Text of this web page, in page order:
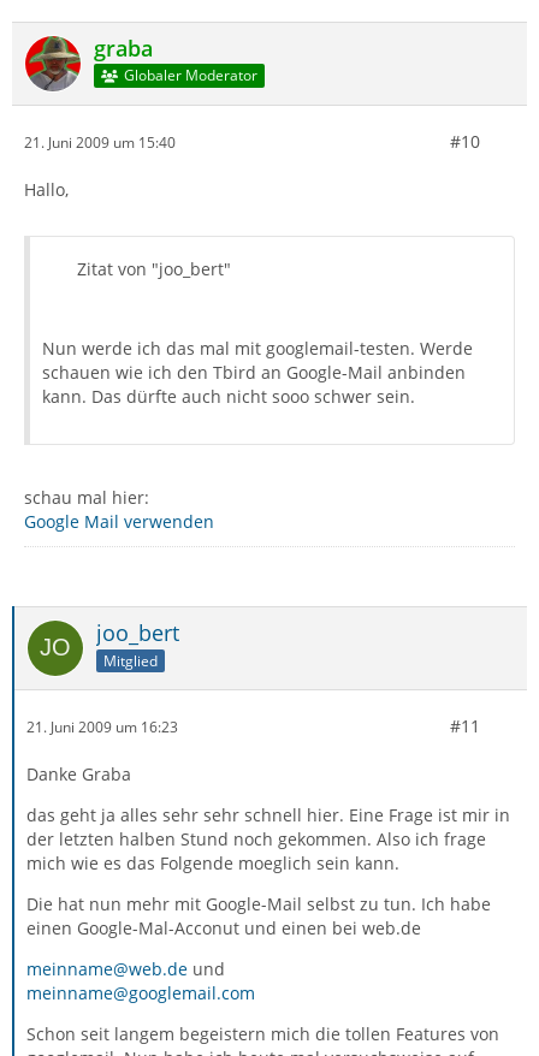
graba
Globaler Moderator
21. Juni 2009 um 15:40 #10
Hallo,
Zitat von "joo_bert"
Nun werde ich das mal mit googlemail-testen. Werde
schauen wie ich den Tbird an Google-Mail anbinden
kann. Das dürfte auch nicht sooo schwer sein.
schau mal hier:
Google Mail verwenden
joo_bert
Mitglied
21. Juni 2009 um 16:23 #11
Danke Graba
das geht ja alles sehr sehr schnell hier. Eine Frage ist mir in
der letzten halben Stund noch gekommen. Also ich frage
mich wie es das Folgende moeglich sein kann.
Die hat nun mehr mit Google-Mail selbst zu tun. Ich habe
einen Google-Mal-Acconut und einen bei web.de
meinname@web.de und
meinname@googlemail.com
Schon seit langem begeistern mich die tollen Features von